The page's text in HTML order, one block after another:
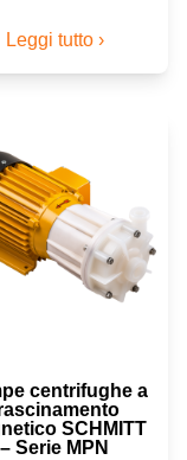
Leggi tutto ›
centrifughe a
SCHMITT
– Serie MPN